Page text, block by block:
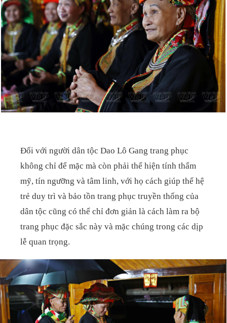
Đối với người dân tộc Dao Lô Gang trang phục
không chỉ để mặc mà còn phải thể hiện tính thẩm
mỹ, tín ngưỡng và tâm linh, với họ cách giúp thế hệ
trẻ duy trì và bảo tồn trang phục truyền thống của
dân tộc cũng có thể chỉ đơn giản là cách làm ra bộ
trang phục đặc sắc này và mặc chúng trong các dịp
lễ quan trọng.